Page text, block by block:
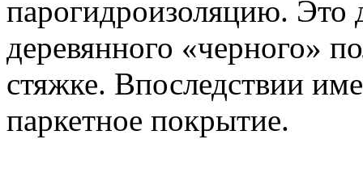
парогидроизоляцию. Это
деревянного «черного»
стяжке. Впоследствии
паркетное покрытие.